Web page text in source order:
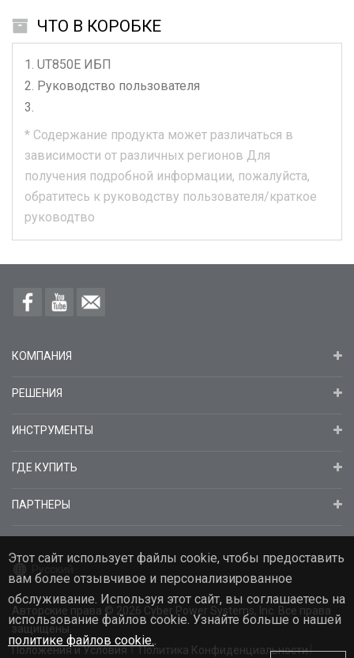
ЧТО В КОРОБКЕ
UT850E ИБП
Руководство пользователя
* Содержание продукта может различаться в
зависимости от различных регионов Для
получения подробной информации, пожалуйста,
обратитесь к руководству пользователя/краткое
руководтво
Этот сайт использует файлы cookie, чтобы предоставить
вам более отзывчивое и персонализированное
обслуживание. Используя этот сайт, вы соглашаетесь на
использование файлов cookie. Узнайте больше о нашей
политике файлов cookie..
КОМПАНИЯ
РЕШЕНИЯ
ИНСТРУМЕНТЫ
ГДЕ КУПИТЬ
ПАРТНЕРЫ
Авторские права © 2026 Cyber Power Systems, Inc. Все права
защищены.
Положения и Условия
Политика Конфиденциальности